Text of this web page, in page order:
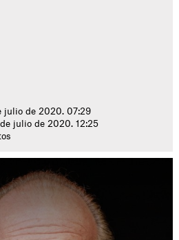
julio de 2020. 07:29
julio de 2020. 12:25